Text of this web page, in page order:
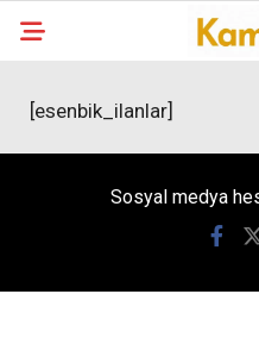
[esenbik_ilanlar]
Sosyal medya